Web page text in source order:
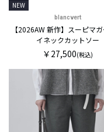
NEW
blancvert
【2026AW 新作】スーピマ
イネックカットソー
￥27,500(税込)